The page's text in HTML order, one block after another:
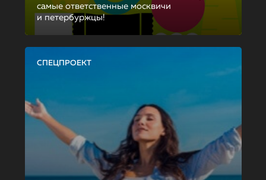
самые ответственные москвичи
и петербуржцы!
СПЕЦПРОЕКТ